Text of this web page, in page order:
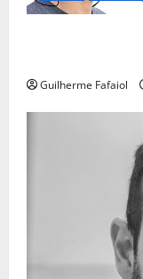
Guilherme Fafaiol